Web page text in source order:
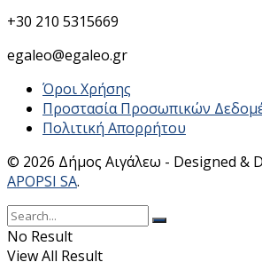
+30 210 5315669
egaleo@egaleo.gr
Όροι Χρήσης
Προστασία Προσωπικών
Πολιτική Απορρήτου
© 2026 Δήμος Αιγάλεω - Designed &
APOPSI SA.
No Result
View All Result